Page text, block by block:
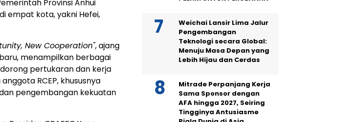
Provinsi Anhui
empat kota, yakni Hefei,
New Cooperation", ajang
menampilkan berbagai
pertukaran dan kerja
RCEP, khususnya
pengembangan kekuatan
Weichai Lansir Lima Jalur
Pengembangan
Teknologi secara Global:
Menuju Masa Depan yang
Lebih Hijau dan Cerdas
Mitrade Perpanjang Kerja
Sama Sponsor dengan
AFA hingga 2027, Seiring
Tingginya Antusiasme